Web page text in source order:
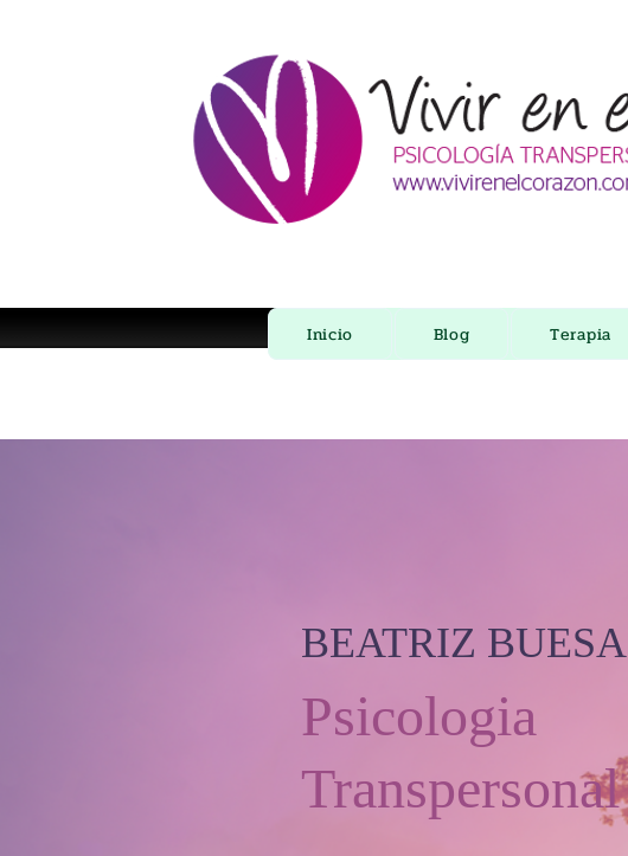
Inicio Blog Terapia
BEATRIZ BUESA
Psicologia
Transpersonal